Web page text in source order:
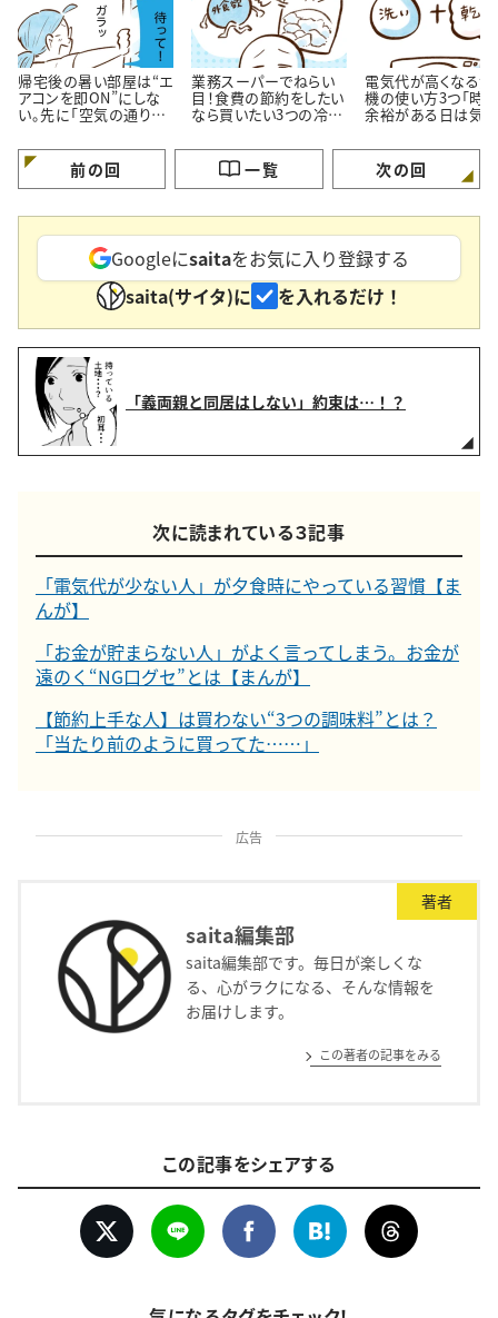
帰宅後の暑い部屋は“エ
アコンを即ON”にしな
い。先に「空気の通り
業務スーパーでねらい
目！食費の節約をしたい
なら買いたい3つの冷凍
電気代が高くなる
機の使い方3つ「時
余裕がある日は気
前の回 一覧 次の回
Googleにsaitaをお気に入り登録する
saita(サイタ)に
を入れるだけ！
「義両親と同居はしない」約束は…！？
次に読まれている３記事
「電気代が少ない人」が夕食時にやっている習慣【ま
んが】
「お金が貯まらない人」がよく言ってしまう。お金が
遠のく“NG口グセ”とは【まんが】
【節約上手な人】は買わない“3つの調味料”とは？
「当たり前のように買ってた……」
広告
著者
saita編集部
saita編集部です。毎日が楽しくな
る、心がラクになる、そんな情報を
お届けします。
この著者の記事をみる
この記事をシェアする